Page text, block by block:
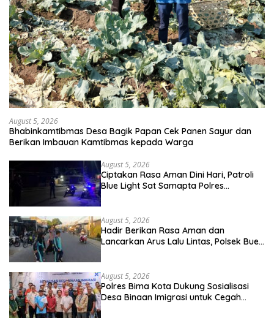
August 5, 2026
Bhabinkamtibmas Desa Bagik Papan Cek Panen Sayur dan
Berikan Imbauan Kamtibmas kepada Warga
August 5, 2026
Ciptakan Rasa Aman Dini Hari, Patroli
Blue Light Sat Samapta Polres
August 5, 2026
Hadir Berikan Rasa Aman dan
Lancarkan Arus Lalu Lintas, Polsek Buer
August 5, 2026
Polres Bima Kota Dukung Sosialisasi
Desa Binaan Imigrasi untuk Cegah